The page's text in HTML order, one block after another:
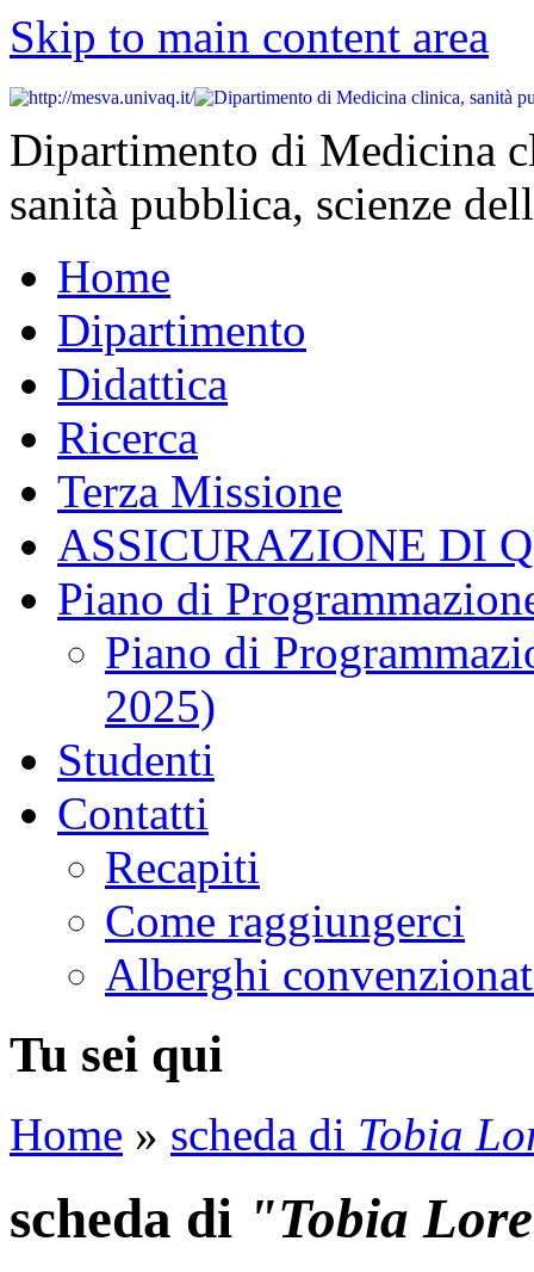
Skip to main content area
Dipartimento di Medicina
sanità pubblica, scienze
Home
Dipartimento
Didattica
Ricerca
Terza Missione
ASSICURAZIONE DI
Piano di
Piano di
2025)
Studenti
Contatti
Recapiti
Come raggiungerci
Alberghi
Tu sei qui
Home » scheda di Tobia
scheda di "Tobia